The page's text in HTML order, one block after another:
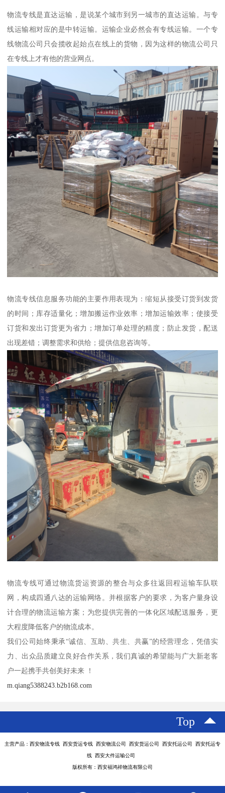
物流专线是直达运输，是说某个城市到另一城市的直达运输。与专
线运输相对应的是中转运输。运输企业必然会有专线运输。一个专
线物流公司只会揽收起始点在线上的货物，因为这样的物流公司只
在专线上才有他的营业网点。
物流专线信息服务功能的主要作用表现为：缩短从接受订货到发货
的时间；库存适量化；增加搬运作业效率；增加运输效率；使接受
订货和发出订货更为省力；增加订单处理的精度；防止发货，配送
出现差错；调整需求和供给；提供信息咨询等。
物流专线可通过物流货运资源的整合与众多往返回程运输车队联
网，构成四通八达的运输网络。并根据客户的要求，为客户量身设
计合理的物流运输方案；为您提供完善的一体化区域配送服务，更
大程度降低客户的物流成本。
我们公司始终秉承“诚信、互助、共生、共赢”的经营理念，凭借实
力、出众品质建立良好合作关系，我们真诚的希望能与广大新老客
户一起携手共创美好未来 ！
m.qiang5388243.b2b168.com
Top
主营产品：西安物流专线 西安货运专线 西安物流公司 西安货运公司 西安托运公司 西安托运专
线 西安大件运输公司
版权所有：西安福鸿祥物流有限公司